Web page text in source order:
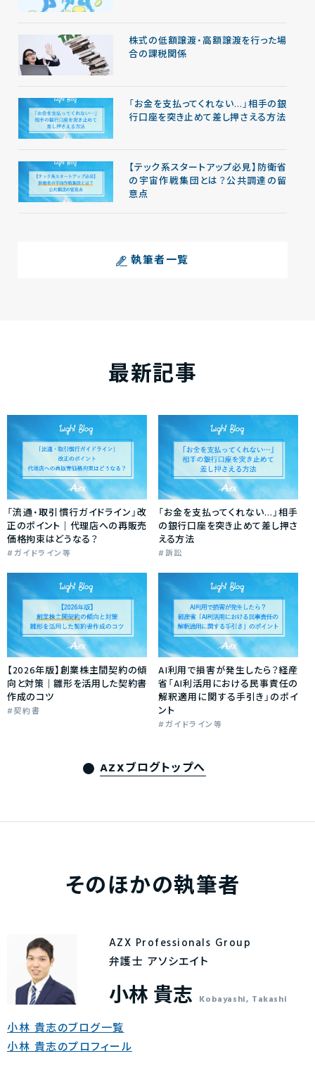
株式の低額譲渡・高額譲渡を行った場
合の課税関係
「お金を支払ってくれない…」相手の銀
行口座を突き止めて差し押さえる方法
【テック系スタートアップ必見】防衛省
の宇宙作戦集団とは？公共調達の留
意点
執筆者一覧
最新記事
「流通・取引慣行ガイドライン」改
正のポイント｜代理店への再販売
価格拘束はどうなる？
ガイドライン等
「お金を支払ってくれない…」相手
の銀行口座を突き止めて差し押さ
える方法
訴訟
【2026年版】創業株主間契約の傾
向と対策｜雛形を活用した契約書
作成のコツ
契約書
AI利用で損害が発生したら？経産
省「AI利活用における民事責任の
解釈適用に関する手引き」のポイ
ント
ガイドライン等
AZXブログトップへ
そのほかの執筆者
AZX Professionals Group
弁護士 アソシエイト
小林 貴志 Kobayashi, Takashi
小林 貴志のブログ一覧
小林 貴志のプロフィール